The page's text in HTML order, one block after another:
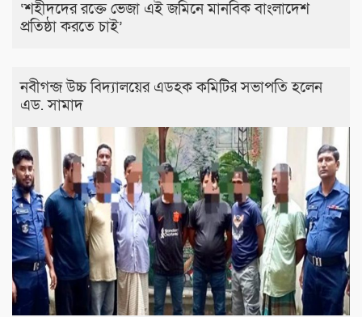
‘শহীদদের রক্তে ভেজা এই জমিনে মানবিক বাংলাদেশ
প্রতিষ্ঠা করতে চাই’
নবীগন্জ উচ্চ বিদ্যালয়ের এডহক কমিটির সভাপতি হলেন
এড. সামাদ